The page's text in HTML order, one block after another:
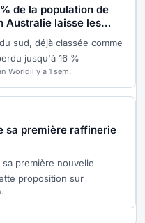
de la population de
Australie laisse les
sud, déjà classée comme
jusqu'à 16 %
Worldil y a 1 sem.
sa première raffinerie
première nouvelle
proposition sur